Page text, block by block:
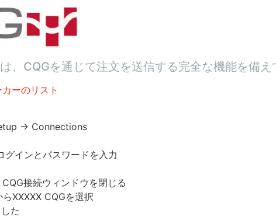
、CQGを通じて注文を送信する完全な機能を備え
ーのリスト
-> Connections
グインとパスワードを入力
接続ウィンドウを閉じる
XXXXX CQGを選択
た